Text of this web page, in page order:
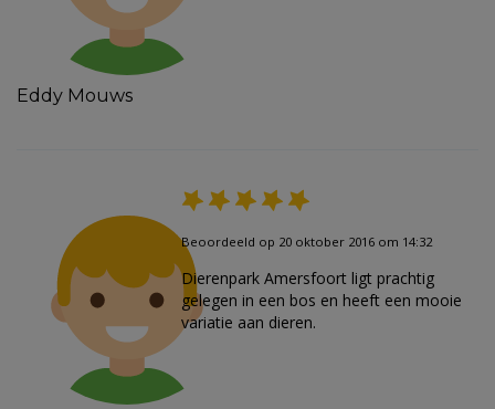
Eddy Mouws
Beoordeeld op 20 oktober 2016 om 14:32
Dierenpark Amersfoort ligt prachtig
gelegen in een bos en heeft een mooie
variatie aan dieren.